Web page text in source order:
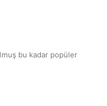
bu kadar popüler